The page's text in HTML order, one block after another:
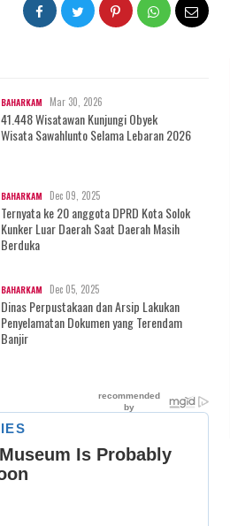
BAHARKAM Mar 30, 2026
41.448 Wisatawan Kunjungi Obyek
Wisata Sawahlunto Selama Lebaran 2026
BAHARKAM Dec 09, 2025
Ternyata ke 20 anggota DPRD Kota Solok
Kunker Luar Daerah Saat Daerah Masih
Berduka
BAHARKAM Dec 05, 2025
Dinas Perpustakaan dan Arsip Lakukan
Penyelamatan Dokumen yang Terendam
Banjir